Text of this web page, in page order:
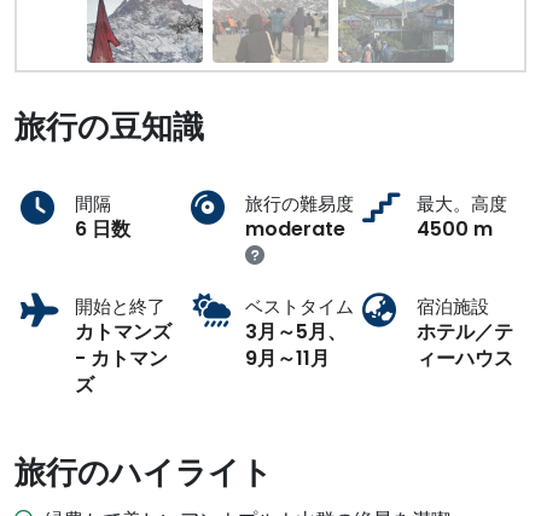
旅行の豆知識
間隔
6 日数
旅行の難易度
moderate
最大。高度
4500 m
開始と終了
カトマンズ
- カトマン
ズ
ベストタイム
3月～5月、
9月～11月
宿泊施設
ホテル／テ
ィーハウス
旅行のハイライト